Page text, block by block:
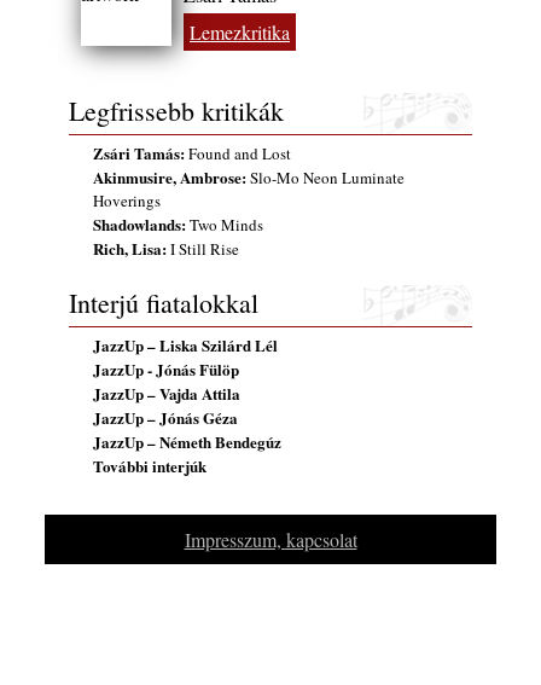
2026. július 25.
2026. július 16.
Lemezkritika
Legfrissebb kritikák
Zsári Tamás:Found and Lost
Akinmusire, Ambrose:Slo-Mo Neon Luminate
Hoverings
Shadowlands:Two Minds
Rich, Lisa:I Still Rise
Interjú fiatalokkal
JazzUp – Liska Szilárd Lél
JazzUp - Jónás Fülöp
JazzUp – Vajda Attila
JazzUp – Jónás Géza
JazzUp – Németh Bendegúz
További interjúk
Impresszum, kapcsolat